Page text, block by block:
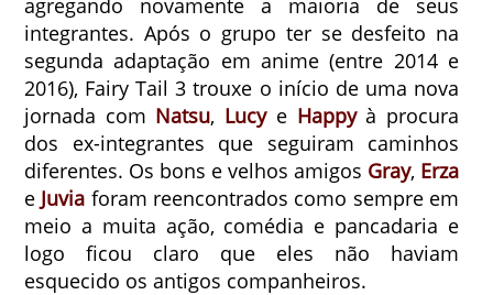
integrantes. Após o grupo ter se desfeito na
segunda adaptação em anime (entre 2014 e
2016), Fairy Tail 3 trouxe o início de uma nova
jornada com Natsu, Lucye Happyà procura
dos ex-integrantes que seguiram caminhos
diferentes. Os bons e velhos amigos Gray, Erza
e Juvia foram reencontrados como sempre em
meio a muita ação, comédia e pancadaria e
logo ficou claro que eles não haviam
esquecido os antigos companheiros.